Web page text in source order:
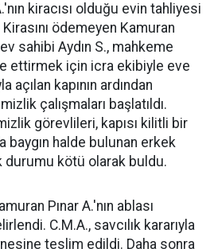
kiracısı olduğu evin tahliyesi
Kirasını ödemeyen Kamuran
sahibi Aydın S., mahkeme
ettirmek için icra ekibiyle eve
açılan kapının ardından
çalışmaları başlatıldı.
görevlileri, kapısı kilitli bir
baygın halde bulunan erkek
durumu kötü olarak buldu.
Pınar A.'nın ablası
C.M.A., savcılık kararıyla
teslim edildi. Daha sonra